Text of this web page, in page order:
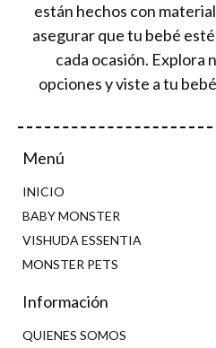
están hechos con
asegurar que tu bebé
cada ocasión. Explora
opciones y viste a tu
Menú
INICIO
BABY MONSTER
VISHUDA ESSENTIA
MONSTER PETS
Información
QUIENES SOMOS